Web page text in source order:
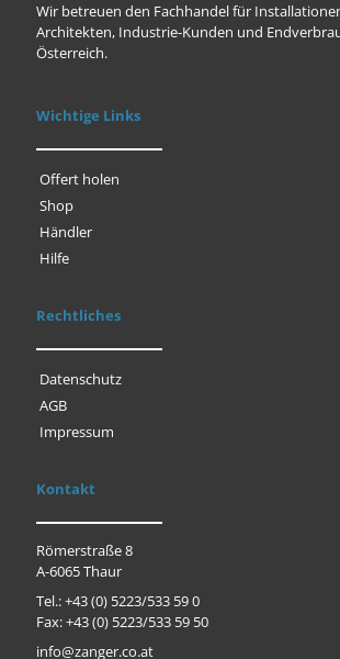
Wir betreuen den Fachhandel für
Architekten, Industrie-Kunden und
Österreich.
Wichtige Links
Offert holen
Shop
Händler
Hilfe
Rechtliches
Datenschutz
AGB
Impressum
Kontakt
Römerstraße 8
A-6065 Thaur
Tel.: +43 (0) 5223/533 59 0
Fax: +43 (0) 5223/533 59 50
info@zanger.co.at